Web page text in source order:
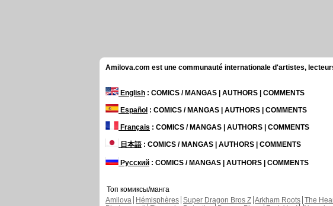
Amilova.com est une communauté internationale d'artistes,
English : COMICS / MANGAS | AUTHORS | COMMENTS
Español : COMICS / MANGAS | AUTHORS | COMMENTS
Français : COMICS / MANGAS | AUTHORS | COMMENTS
日本語: COMICS / MANGAS | AUTHORS | COMMENTS
Русский : COMICS / MANGAS | AUTHORS | COMMENTS
Топ комиксы/манга
Amilova
Hémisphères Super Dragon Bros Z Arkham Roots The